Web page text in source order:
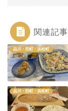
関連記事
品川・田町・浜松町
品川・田町・浜松町